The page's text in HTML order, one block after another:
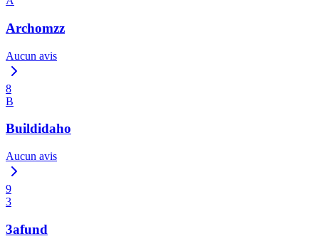
Archomzz
Aucun avis
8
B
Buildidaho
Aucun avis
9
3
3afund